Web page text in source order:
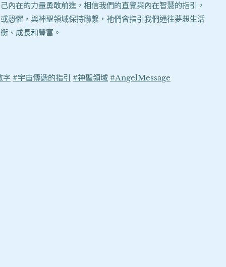
內在的力量勇敢前進，相信我們的直覺與內在智慧的指引，
恐懼，與神聖領域保持聯繫，祂們會指引我們通往夢想生活
、成長和豐富。
字 #宇宙傳遞的指引 #神聖領域 #AngelMessage